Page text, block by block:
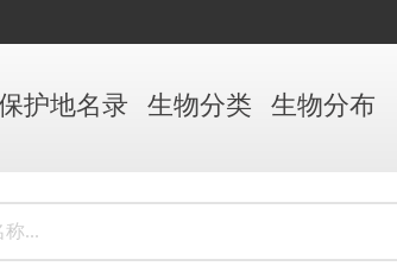
护地名录 生物分类 生物分布